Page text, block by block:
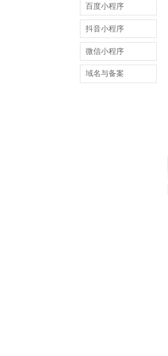
百度小程序
抖音小程序
微信小程序
域名与备案